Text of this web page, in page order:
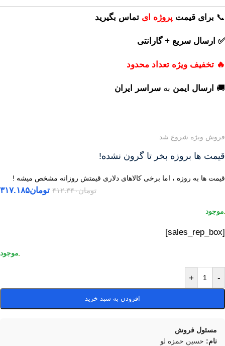
📞 برای قیمت پروژه ای تماس بگیرید
✅ ارسال سریع + گارانتی
🔥 تخفیف ویژه تعداد محدود
🚚 ارسال ایمن به سراسر ایران
فروش ویژه شروع شد
قیمت ها بروزه بخر تا گرون نشده!
قیمت ها به روزه ، اما برخی کالاهای دلاری قیمتش روزانه مشخص میشه !
تومان۴۱۲.۳۴۰ تومان۳۱۷.۱۸۵
[sales_rep_box]
-
+
افزودن به سبد خرید
مسئول فروش
نام: حسین حمزه لو